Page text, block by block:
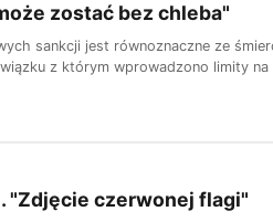
zostać bez chleba"
sankcji jest równoznaczne ze
z którym wprowadzono limity
"Zdjęcie czerwonej flagi"